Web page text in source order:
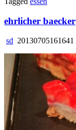
ehrlicher baecker
sd 20130705161641